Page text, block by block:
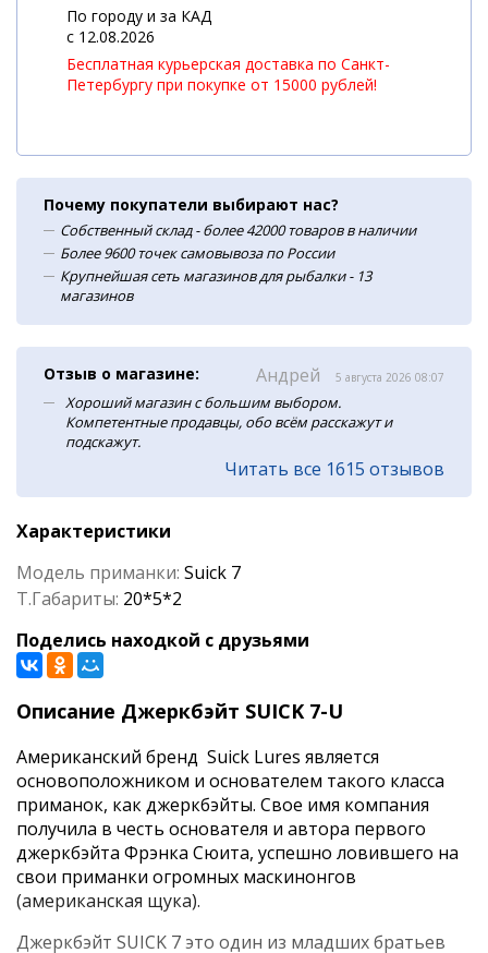
По городу и за КАД
c 12.08.2026
Бесплатная курьерская доставка по Санкт-
Петербургу при покупке от 15000 рублей!
Почему покупатели выбирают нас?
Собственный склад - более 42000 товаров в наличии
Более 9600 точек самовывоза по России
Крупнейшая сеть магазинов для рыбалки - 13
магазинов
Отзыв о магазине: Андрей 5 августа 2026 08:07
Хороший магазин с большим выбором.
Компетентные продавцы, обо всём расскажут и
подскажут.
Читать все 1615 отзывов
Характеристики
Модель приманки: Suick 7
Т.Габариты: 20*5*2
Поделись находкой с друзьями
Описание Джеркбэйт SUICK 7-U
Американский бренд Suick Lures является
основоположником и основателем такого класса
приманок, как джеркбэйты. Свое имя компания
получила в честь основателя и автора первого
джеркбэйта Фрэнка Сюита, успешно ловившего на
свои приманки огромных маскинонгов
(американская щука).
Джеркбэйт SUICK 7 это один из младших братьев